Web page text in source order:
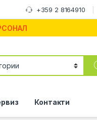
+359 2 8164910
Контакти